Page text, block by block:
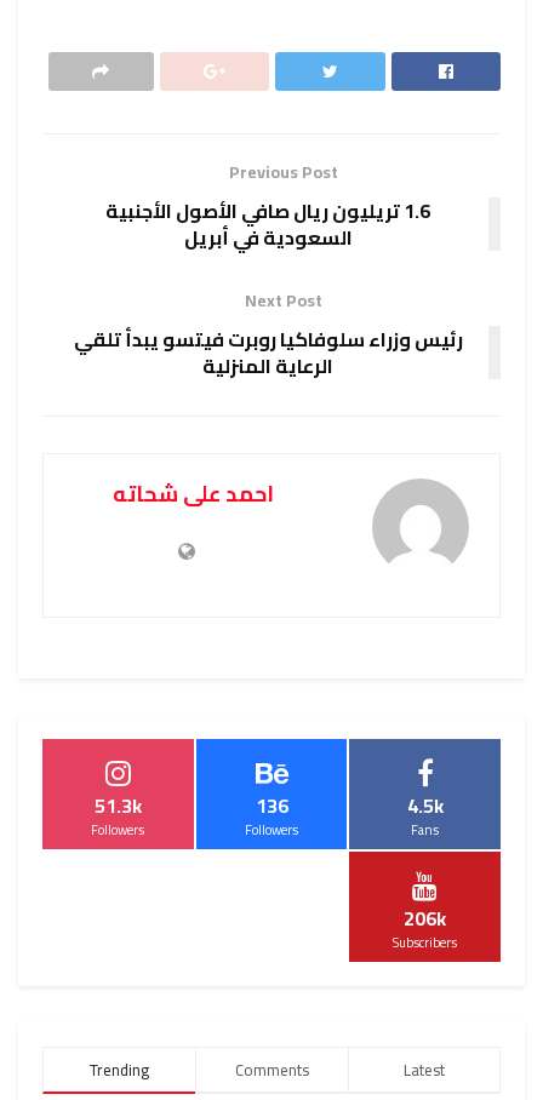
Previous Post
1.6 تريليون ريال صافي الأصول الأجنبية
السعودية في أبريل
Next Post
رئيس وزراء سلوفاكيا روبرت فيتسو يبدأ تلقي
الرعاية المنزلية
احمد على شحاته
4.5k
Fans
136
Followers
51.3k
Followers
206k
Subscribers
Trending Comments Latest